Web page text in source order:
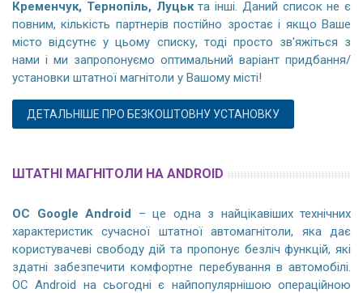
Кременчук, Тернопіль, Луцькта інші. Даний список не є
повним, кількість партнерів постійно зростає і якщо Ваше
місто відсутнє у цьому списку, тоді просто зв'яжіться з
нами і ми запропонуємо оптимальний варіант придбання/
установки штатної магнітоли у Вашому місті!
ДЕТАЛЬНІШЕ ПРО БЕЗКОШТОВНУ УСТАНОВКУ
ШТАТНІ МАГНІТОЛИ НА ANDROID
ОС Google Android – це одна з найцікавіших технічних
характеристик сучасної штатної автомагнітоли, яка дає
користувачеві свободу дій та пропонує безліч функцій, які
здатні забезпечити комфортне перебування в автомобілі.
ОС Android на сьогодні є найпопулярнішою операційною